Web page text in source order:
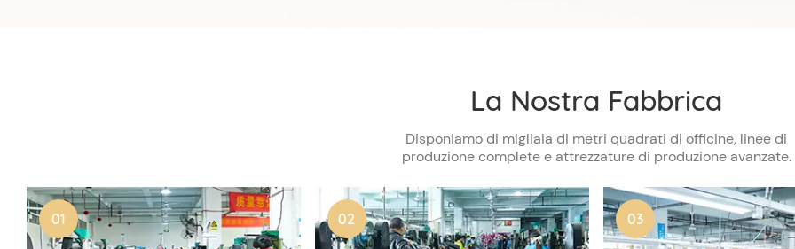
La Nostra Fabbrica
Disponiamo di migliaia di metri quadrati di officine, linee di
produzione complete e attrezzature di produzione avanzate.
01 02 03